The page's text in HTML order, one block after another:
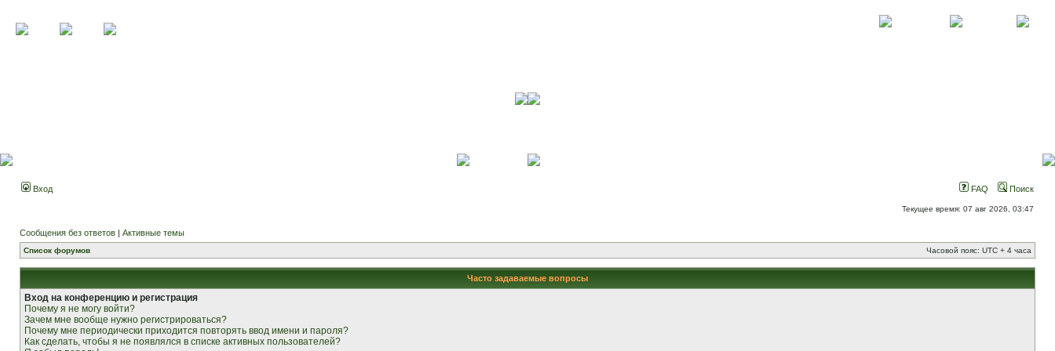
Вход FAQ Поиск
Текущее время: 07 авг 2026, 03:47
Сообщения без ответов | Активные темы
Список форумов Часовой пояс: UTC + 4 часа
Часто задаваемые вопросы
Вход на конференцию и регистрация
Почему я не могу войти?
Зачем мне вообще нужно регистрироваться?
Почему мне периодически приходится повторять ввод имени и пароля?
Как сделать, чтобы я не появлялся в списке активных пользователей?